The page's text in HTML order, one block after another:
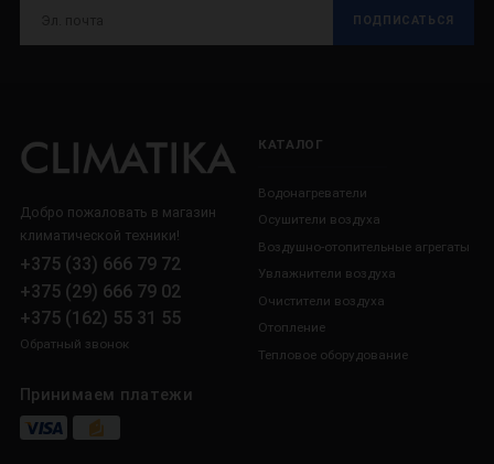
ПОДПИСАТЬСЯ
Добро пожаловать в магазин
климатической техники!
+375 (33) 666 79 72
+375 (29) 666 79 02
+375 (162) 55 31 55
Обратный звонок
Принимаем платежи
КАТАЛОГ
Водонагреватели
Осушители воздуха
Воздушно-отопительные агрегаты
Увлажнители воздуха
Очистители воздуха
Отопление
Тепловое оборудование